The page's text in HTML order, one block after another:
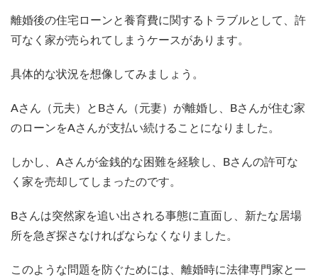
離婚後の住宅ローンと養育費に関するトラブルとして、許
可なく家が売られてしまうケースがあります。
具体的な状況を想像してみましょう。
Aさん（元夫）とBさん（元妻）が離婚し、Bさんが住む家
のローンをAさんが支払い続けることになりました。
しかし、Aさんが金銭的な困難を経験し、Bさんの許可な
く家を売却してしまったのです。
Bさんは突然家を追い出される事態に直面し、新たな居場
所を急ぎ探さなければならなくなりました。
このような問題を防ぐためには、離婚時に法律専門家と一